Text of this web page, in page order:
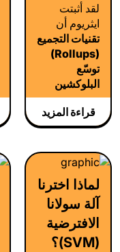
لقد أثبتت
ايثريوم أن
تقنيات التجميع
(Rollups)
توسّع
البلوكشين
دون التضحية
باللامركزية.
نحن نجلب هذا
بيتكوين.
قراءة المزيد
لماذا اخترنا
آلة سولانا
الافترضية
(SVM)؟